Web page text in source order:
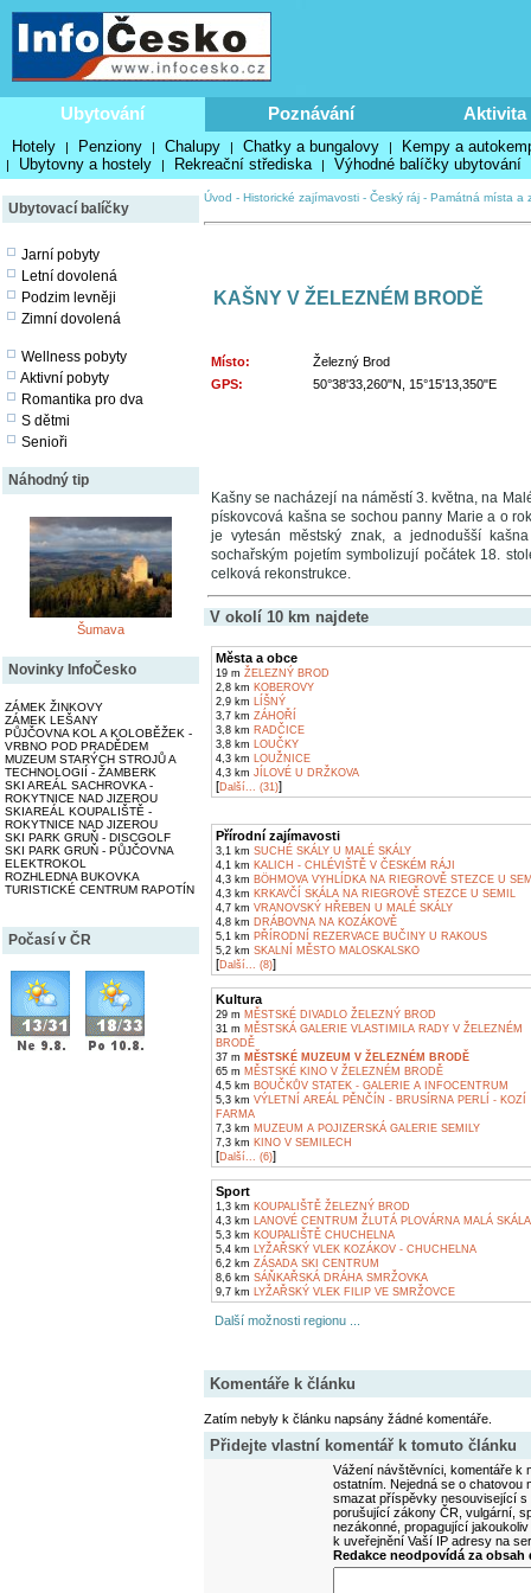
Ubytování Poznávání Aktivita
Hotely | Penziony | Chalupy | Chatky a bungalovy | Kempy a
| Ubytovny a hostely | Rekreační střediska | Výhodné balíčky ubytování
Ubytovací balíčky
Jarní pobyty
Letní dovolená
Podzim levněji
Zimní dovolená
Wellness pobyty
Aktivní pobyty
Romantika pro dva
S dětmi
Senioři
Náhodný tip
Šumava
Novinky InfoČesko
ZÁMEK ŽINKOVY
ZÁMEK LEŠANY
PŮJČOVNA KOL A KOLOBĚŽEK -
VRBNO POD PRADĚDEM
MUZEUM STARÝCH STROJŮ A
TECHNOLOGIÍ - ŽAMBERK
SKI AREÁL SACHROVKA -
ROKYTNICE NAD JIZEROU
SKIAREÁL KOUPALIŠTĚ -
ROKYTNICE NAD JIZEROU
SKI PARK GRUŇ - DISCGOLF
SKI PARK GRUŇ - PŮJČOVNA
ELEKTROKOL
ROZHLEDNA BUKOVKA
TURISTICKÉ CENTRUM RAPOTÍN
Počasí v ČR
Úvod - Historické zajímavosti - Český ráj - Památná místa a
KAŠNY V ŽELEZNÉM BRODĚ
Místo:
Železný Brod
GPS:
50°38'33,260"N, 15°15'13,350"E
Kašny se nacházejí na náměstí 3. května, na
pískovcová kašna se sochou panny Marie a o
je vytesán městský znak, a jednodušší
sochařským pojetím symbolizují počátek 18.
celková rekonstrukce.
V okolí 10 km najdete
Města a obce
19 m ŽELEZNÝ BROD
2,8 km KOBEROVY
2,9 km LÍŠNÝ
3,7 km ZÁHOŘÍ
3,8 km RADČICE
3,8 km LOUČKY
4,3 km LOUŽNICE
4,3 km JÍLOVÉ U DRŽKOVA
[Další... (31)]
Přírodní zajímavosti
3,1 km SUCHÉ SKÁLY U MALÉ SKÁLY
4,1 km KALICH - CHLÉVIŠTĚ V ČESKÉM RÁJI
4,3 km BÖHMOVA VYHLÍDKA NA RIEGROVĚ STEZCE U
4,3 km KRKAVČÍ SKÁLA NA RIEGROVĚ STEZCE U SEMIL
4,7 km VRANOVSKÝ HŘEBEN U MALÉ SKÁLY
4,8 km DRÁBOVNA NA KOZÁKOVĚ
5,1 km PŘÍRODNÍ REZERVACE BUČINY U RAKOUS
5,2 km SKALNÍ MĚSTO MALOSKALSKO
[Další... (8)]
Kultura
29 m MĚSTSKÉ DIVADLO ŽELEZNÝ BROD
31 m MĚSTSKÁ GALERIE VLASTIMILA RADY V ŽELEZNÉM
BRODĚ
37 m MĚSTSKÉ MUZEUM V ŽELEZNÉM BRODĚ
65 m MĚSTSKÉ KINO V ŽELEZNÉM BRODĚ
4,5 km BOUČKŮV STATEK - GALERIE A INFOCENTRUM
5,3 km VÝLETNÍ AREÁL PĚNČÍN - BRUSÍRNA PERLÍ - KOZÍ
FARMA
7,3 km MUZEUM A POJIZERSKÁ GALERIE SEMILY
7,3 km KINO V SEMILECH
[Další... (6)]
Sport
1,3 km KOUPALIŠTĚ ŽELEZNÝ BROD
4,3 km LANOVÉ CENTRUM ŽLUTÁ PLOVÁRNA MALÁ SKÁLA
5,3 km KOUPALIŠTĚ CHUCHELNA
5,4 km LYŽAŘSKÝ VLEK KOZÁKOV - CHUCHELNA
6,2 km ZÁSADA SKI CENTRUM
8,6 km SÁŇKAŘSKÁ DRÁHA SMRŽOVKA
9,7 km LYŽAŘSKÝ VLEK FILIP VE SMRŽOVCE
Další možnosti regionu ...
Komentáře k článku
Zatím nebyly k článku napsány žádné komentáře.
Přidejte vlastní komentář k tomuto článku
Vážení návštěvníci, komentáře k
ostatním. Nejedná se o
smazat příspěvky nesouvisející
porušující zákony ČR, vulgární,
nezákonné, propagující
k uveřejnění Vaší IP adresy na
Redakce neodpovídá za